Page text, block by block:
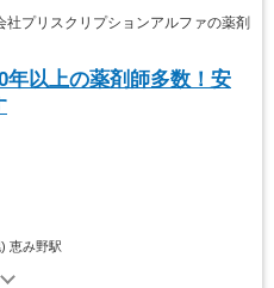
プリスクリプションアルファの薬剤
以上の薬剤師多数！安
恵み野駅